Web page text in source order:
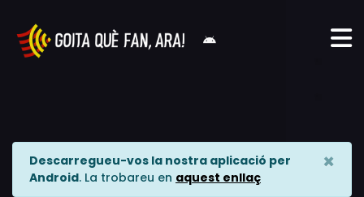
Descarregueu-vos la nostra aplicació per
Android. La trobareu en aquest enllaç
×